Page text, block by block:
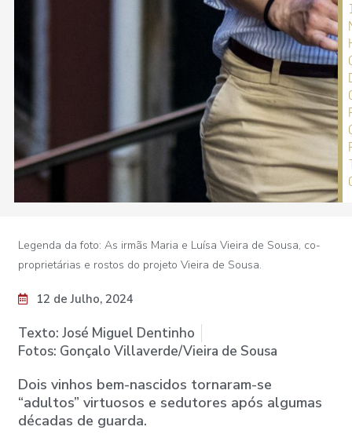
Legenda da foto: As irmãs Maria e Luísa Vieira de Sousa, co-
proprietárias e rostos do projeto Vieira de Sousa.
12 de Julho, 2024
Texto: José Miguel Dentinho
Fotos: Gonçalo Villaverde/Vieira de Sousa
Dois vinhos bem-nascidos tornaram-se
“adultos” virtuosos e sedutores após algumas
décadas de guarda.